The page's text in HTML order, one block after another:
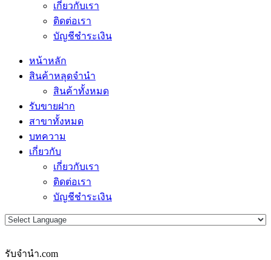
เกี่ยวกับเรา
ติดต่อเรา
บัญชีชำระเงิน
หน้าหลัก
สินค้าหลุดจำนำ
สินค้าทั้งหมด
รับขายฝาก
สาขาทั้งหมด
บทความ
เกี่ยวกับ
เกี่ยวกับเรา
ติดต่อเรา
บัญชีชำระเงิน
รับจํานํา.com